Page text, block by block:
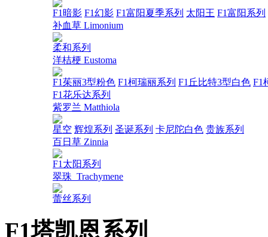
F1暗影 F1幻影 F1富阳夏季系列 太阳王 F1富阳系列
补血草 Limonium
柔和系列
洋桔梗 Eustoma
F1茱丽3型粉色 F1柯瑞丽系列 F1丘比特3型白色 F1
F1花乐达系列
紫罗兰 Matthiola
星空 辉煌系列 圣诞系列 卡尼陀白色 贵族系列
百日草 Zinnia
F1太阳系列
翠珠_Trachymene
蕾丝系列
F1塔凯恩系列